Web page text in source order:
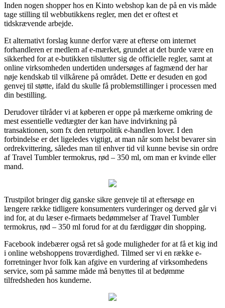
Inden nogen shopper hos en Kinto webshop kan de på en vis måde
tage stilling til webbutikkens regler, men det er oftest et
tidskrævende arbejde.
Et alternativt forslag kunne derfor være at efterse om internet
forhandleren er medlem af e-mærket, grundet at det burde være en
sikkerhed for at e-butikken tilslutter sig de officielle regler, samt at
online virksomheden undertiden undersøges af fagmænd der har
nøje kendskab til vilkårene på området. Dette er desuden en god
genvej til støtte, ifald du skulle få problemstillinger i processen med
din bestilling.
Derudover tilråder vi at køberen er oppe på mærkerne omkring de
mest essentielle vedtægter der kan have indvirkning på
transaktionen, som fx den returpolitik e-handlen lover. I den
forbindelse er det ligeledes vigtigt, at man når som helst bevarer sin
ordrekvittering, således man til enhver tid vil kunne bevise sin ordre
af Travel Tumbler termokrus, rød – 350 ml, om man er kvinde eller
mand.
Trustpilot bringer dig ganske sikre genveje til at eftersøge en
længere række tidligere konsumenters vurderinger og derved går vi
ind for, at du læser e-firmaets bedømmelser af Travel Tumbler
termokrus, rød – 350 ml forud for at du færdiggør din shopping.
Facebook indebærer også ret så gode muligheder for at få et kig ind
i online webshoppens troværdighed. Tilmed ser vi en række e-
forretninger hvor folk kan afgive en vurdering af virksomhedens
service, som på samme måde må benyttes til at bedømme
tilfredsheden hos kunderne.